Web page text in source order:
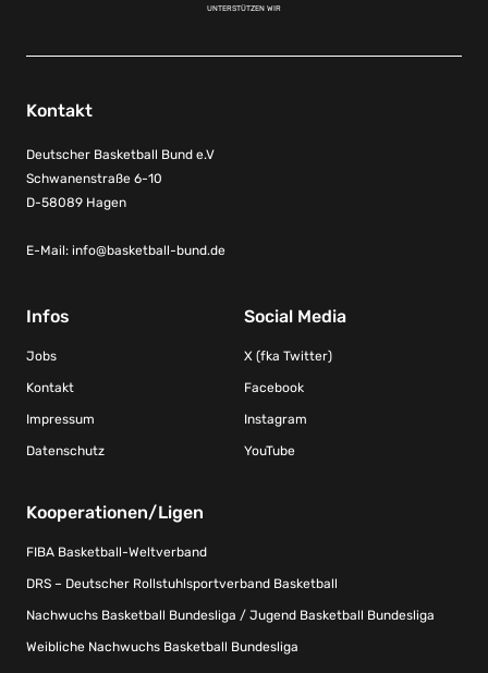
UNTERSTÜTZEN WIR
Kontakt
Deutscher Basketball Bund e.V
Schwanenstraße 6-10
D-58089 Hagen
E-Mail: info@basketball-bund.de
Infos
Jobs
Kontakt
Impressum
Datenschutz
Social Media
X (fka Twitter)
Facebook
Instagram
YouTube
Kooperationen/Ligen
FIBA Basketball-Weltverband
DRS – Deutscher Rollstuhlsportverband Basketball
Nachwuchs Basketball Bundesliga / Jugend Basketball Bundesliga
Weibliche Nachwuchs Basketball Bundesliga